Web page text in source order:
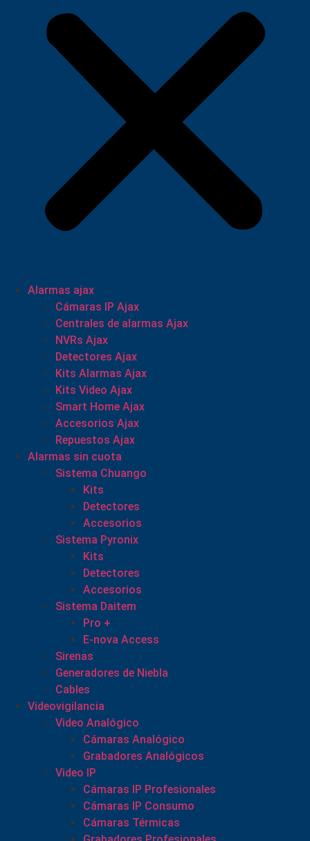
Alarmas ajax
Cámaras IP Ajax
Centrales de alarmas Ajax
NVRs Ajax
Detectores Ajax
Kits Alarmas Ajax
Kits Video Ajax
Smart Home Ajax
Accesorios Ajax
Repuestos Ajax
Alarmas sin cuota
Sistema Chuango
Kits
Detectores
Accesorios
Sistema Pyronix
Kits
Detectores
Accesorios
Sistema Daitem
Pro +
E-nova Access
Sirenas
Generadores de Niebla
Cables
Videovigilancia
Video Analógico
Cámaras Analógico
Grabadores Analógicos
Video IP
Cámaras IP Profesionales
Cámaras IP Consumo
Cámaras Térmicas